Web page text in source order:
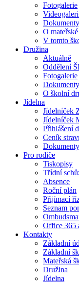
Fotogalerie
Dokumenty
O
V tomto
Družina
Aktuálně
Oddělení
Fotogalerie
Dokumenty
O školní
Jídelna
Jídelníček
Jídelníček
Přihlášení
Ceník
Dokumenty
Pro rodiče
Tiskopisy
Třídní
Absence
Roční plán
Přijímací
Seznam
Office 365
Kontakty
Základní
Základní
Mateřská
Družina
Jídelna